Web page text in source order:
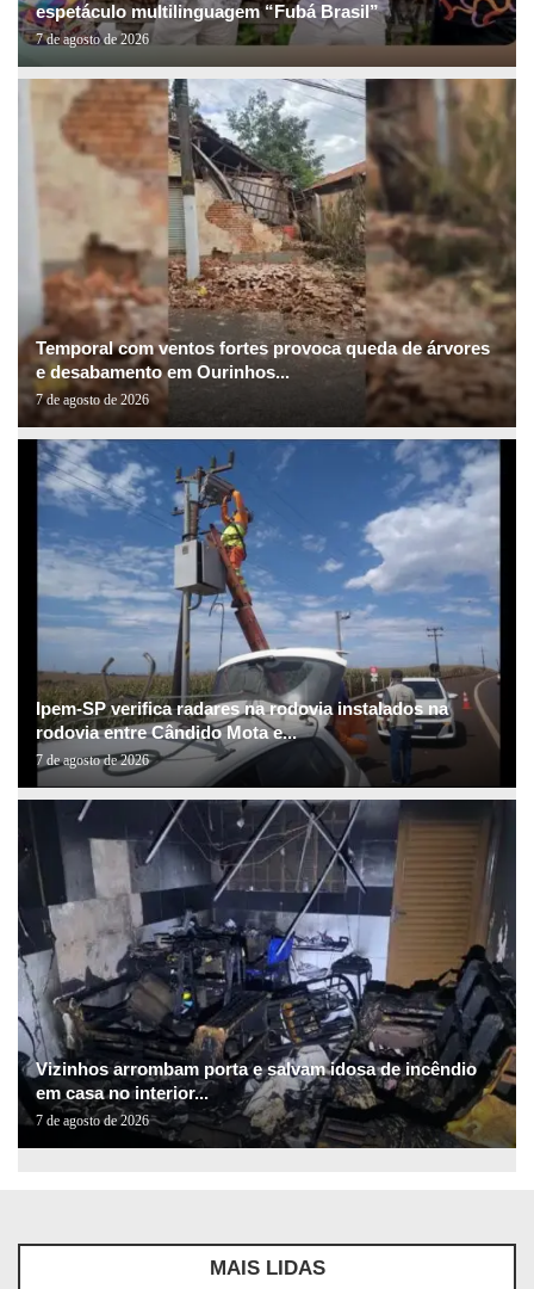
espetáculo multilinguagem “Fubá Brasil”
7 de agosto de 2026
Temporal com ventos fortes provoca queda de árvores
e desabamento em Ourinhos...
7 de agosto de 2026
Ipem-SP verifica radares na rodovia instalados na
rodovia entre Cândido Mota e...
7 de agosto de 2026
Vizinhos arrombam porta e salvam idosa de incêndio
em casa no interior...
7 de agosto de 2026
MAIS LIDAS